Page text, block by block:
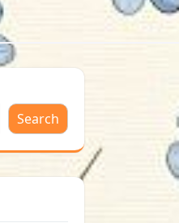
Search